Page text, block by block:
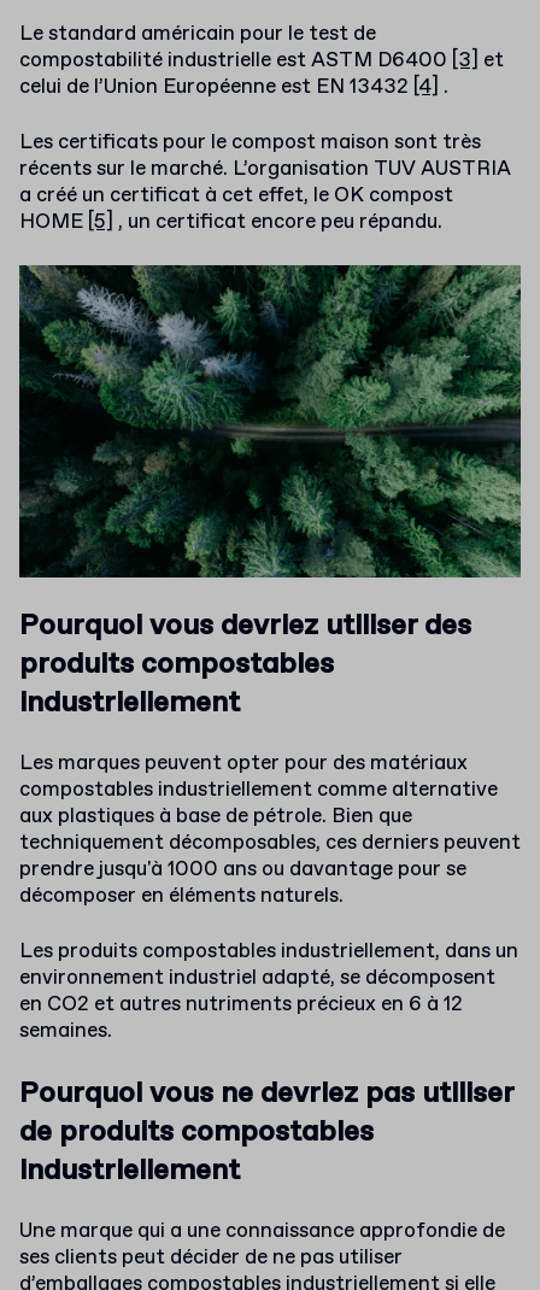
Le standard américain pour le test de
compostabilité industrielle est ASTM D6400 [3] et
celui de l’Union Européenne est EN 13432 [4] .
Les certificats pour le compost maison sont très
récents sur le marché. L’organisation TUV AUSTRIA
a créé un certificat à cet effet, le OK compost
HOME [5] , un certificat encore peu répandu.
Pourquoi vous devriez utiliser des
produits compostables
industriellement
Les marques peuvent opter pour des matériaux
compostables industriellement comme alternative
aux plastiques à base de pétrole. Bien que
techniquement décomposables, ces derniers peuvent
prendre jusqu'à 1000 ans ou davantage pour se
décomposer en éléments naturels.
Les produits compostables industriellement, dans un
environnement industriel adapté, se décomposent
en CO2 et autres nutriments précieux en 6 à 12
semaines.
Pourquoi vous ne devriez pas utiliser
de produits compostables
industriellement
Une marque qui a une connaissance approfondie de
ses clients peut décider de ne pas utiliser